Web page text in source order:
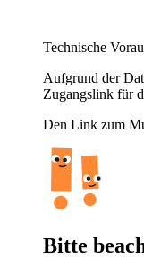
Technische
Aufgrund der
Zugangslink für
Den Link zum
Bitte